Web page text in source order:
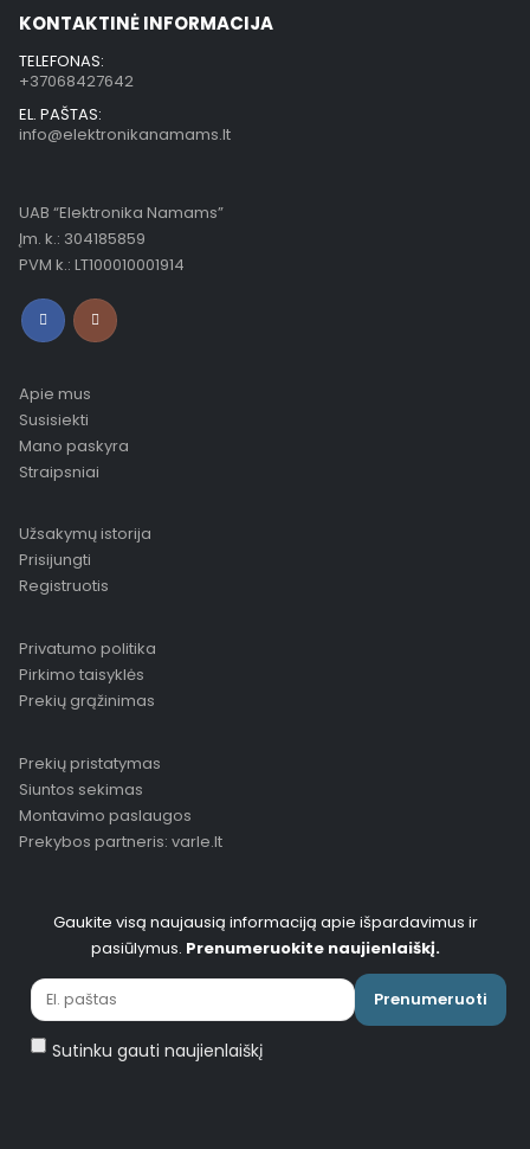
KONTAKTINĖ INFORMACIJA
TELEFONAS:
+37068427642
EL. PAŠTAS:
info@elektronikanamams.lt
UAB “Elektronika Namams”
Įm. k.: 304185859
PVM k.: LT100010001914
Apie mus
Susisiekti
Mano paskyra
Straipsniai
Užsakymų istorija
Prisijungti
Registruotis
Privatumo politika
Pirkimo taisyklės
Prekių grąžinimas
Prekių pristatymas
Siuntos sekimas
Montavimo paslaugos
Prekybos partneris: varle.lt
Gaukite visą naujausią informaciją apie išpardavimus ir
pasiūlymus. Prenumeruokite naujienlaiškį.
Prenumeruoti
Sutinku gauti naujienlaiškį